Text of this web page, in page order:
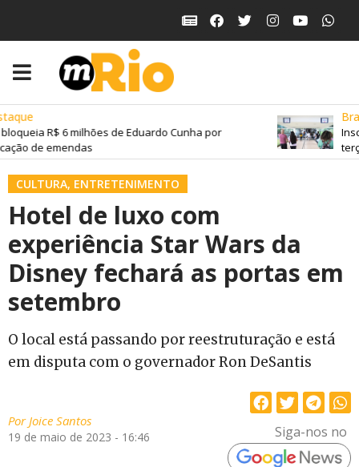
R$ 6 milhões de Eduardo Cunha por
de emendas
CULTURA, ENTRETENIMENTO
Hotel de luxo com
experiência Star Wars da
Disney fechará as portas em
setembro
O local está passando por reestruturação e está
em disputa com o governador Ron DeSantis
PorJoice Santos
19 de maio de 2023 - 16:46 Siga-nos no